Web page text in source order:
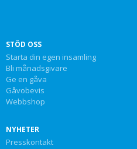
STÖD OSS
Starta din egen insamling
Bli månadsgivare
Ge en gåva
Gåvobevis
Webbshop
NYHETER
Presskontakt